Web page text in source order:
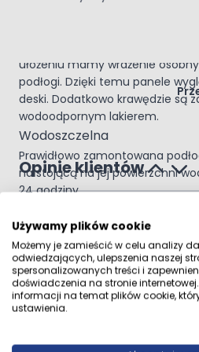
Od kilku lat podbija serca
poprzez sfrezowanie krawędzi
ułożeniu mamy wrażenie
podłogi. Dzięki temu panele
deski. Dodatkowo krawędzie są
wodoodpornym lakierem.
Wodoszczelna
Prawidłowo zamontowana
na stojącą na jej powierzchni
24 godziny.
Po wyschnięciu powierzchni
podłogę bez ograniczeń. Na
specjalnie impregnowaną fugę
hydrofobową, która istotnie
krawędzi na pęcznienie.
Fuga impregnowana
hydrofobowym chroni
krawędzi.
Opinie klientów
Ocena
trwałość super
Recenzowany przez DawidP
Panele wytrzymałe,
Używamy plików cookie
Możemy je zamieścić w celu analizy
odwiedzających, ulepszenia naszej
spersonalizowanych treści i
doświadczenia na stronie
informacji na temat plików cookie,
ustawienia.